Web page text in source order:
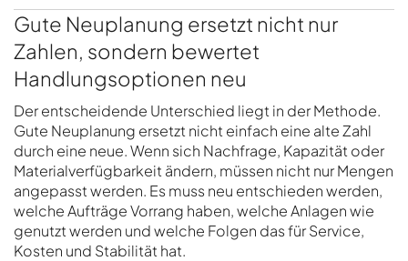
Gute Neuplanung ersetzt nicht nur
Zahlen, sondern bewertet
Handlungsoptionen neu
Der entscheidende Unterschied liegt in der Methode.
Gute Neuplanung ersetzt nicht einfach eine alte Zahl
durch eine neue. Wenn sich Nachfrage, Kapazität oder
Materialverfügbarkeit ändern, müssen nicht nur Mengen
angepasst werden. Es muss neu entschieden werden,
welche Aufträge Vorrang haben, welche Anlagen wie
genutzt werden und welche Folgen das für Service,
Kosten und Stabilität hat.